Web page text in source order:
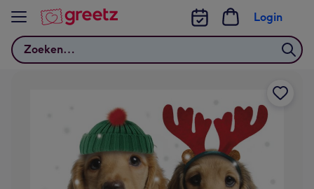
Bekijk meer
Zoeken
Login